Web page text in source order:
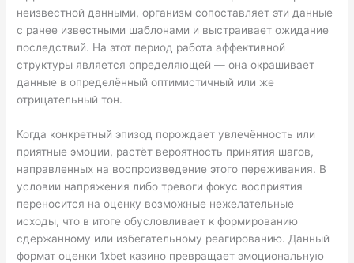
неизвестной данными, организм сопоставляет эти данные
с ранее известными шаблонами и выстраивает ожидание
последствий. На этот период работа аффективной
структуры является определяющей — она окрашивает
данные в определённый оптимистичный или же
отрицательный тон.
Когда конкретный эпизод порождает увлечённость или
приятные эмоции, растёт вероятность принятия шагов,
направленных на воспроизведение этого переживания. В
условии напряжения либо тревоги фокус восприятия
переносится на оценку возможные нежелательные
исходы, что в итоге обусловливает к формированию
сдержанному или избегательному реагированию. Данный
формат оценки 1xbet казино превращает эмоциональную